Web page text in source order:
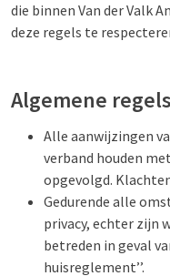
die binnen Van der Valk
deze regels te
Algemene regels
Alle aanwijzingen
verband houden
opgevolgd.
Gedurende alle
privacy, echter zijn
betreden in geval
huisreglement’’.